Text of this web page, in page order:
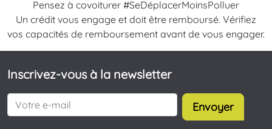
Pensez à covoiturer #SeDéplacerMoinsPolluer
Un crédit vous engage et doit être remboursé. Vérifiez
vos capacités de remboursement avant de vous engager.
Inscrivez-vous à la newsletter
Envoyer